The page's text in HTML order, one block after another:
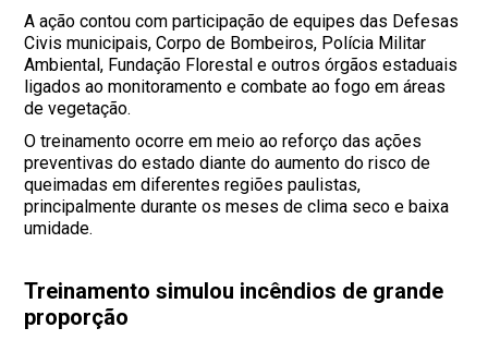
A ação contou com participação de equipes das Defesas
Civis municipais, Corpo de Bombeiros, Polícia Militar
Ambiental, Fundação Florestal e outros órgãos estaduais
ligados ao monitoramento e combate ao fogo em áreas
de vegetação.
O treinamento ocorre em meio ao reforço das ações
preventivas do estado diante do aumento do risco de
queimadas em diferentes regiões paulistas,
principalmente durante os meses de clima seco e baixa
umidade.
Treinamento simulou incêndios de grande
proporção